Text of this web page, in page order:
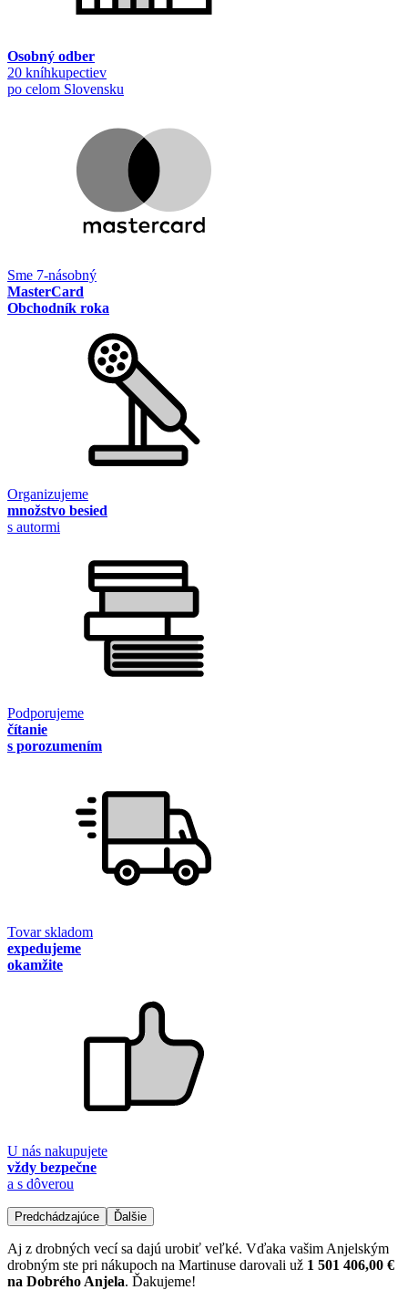
Osobný odber
20 kníhkupectiev
po celom Slovensku
Sme 7-násobný
MasterCard
Obchodník roka
Organizujeme
množstvo besied
s autormi
Podporujeme
čítanie
s porozumením
Tovar skladom
expedujeme
okamžite
U nás nakupujete
vždy bezpečne
a s dôverou
Predchádzajúce Ďalšie
Aj z drobných vecí sa dajú urobiť veľké. Vďaka vašim Anjelským
drobným ste pri nákupoch na Martinuse darovali už 1 501 406,00 €
na Dobrého Anjela. Ďakujeme!